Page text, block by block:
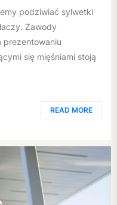
podziwiać sylwetki
Zawody
prezentowaniu
się mięśniami stoją
READ MORE